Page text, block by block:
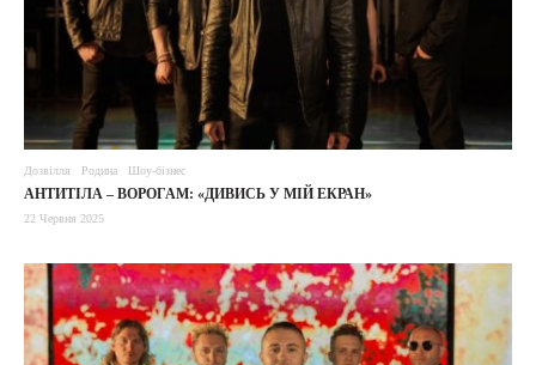
Дозвілля Родина Шоу-бізнес
АНТИТІЛА – ВОРОГАМ: «ДИВИСЬ У МІЙ ЕКРАН»
22 Червня 2025